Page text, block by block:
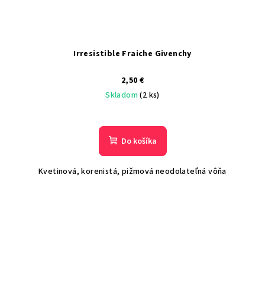
Irresistible Fraiche Givenchy
2,50 €
Skladom(2 ks)
Do košíka
Kvetinová, korenistá, pižmová neodolateľná vôňa